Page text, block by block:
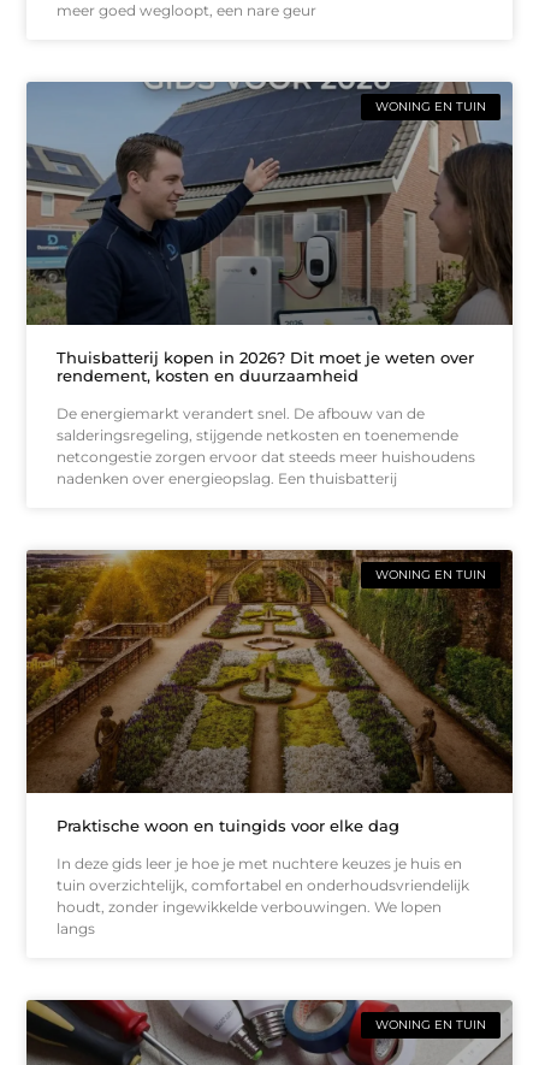
meer goed wegloopt, een nare geur
WONING EN TUIN
Thuisbatterij kopen in 2026? Dit moet je weten over
rendement, kosten en duurzaamheid
De energiemarkt verandert snel. De afbouw van de
salderingsregeling, stijgende netkosten en toenemende
netcongestie zorgen ervoor dat steeds meer huishoudens
nadenken over energieopslag. Een thuisbatterij
WONING EN TUIN
Praktische woon en tuingids voor elke dag
In deze gids leer je hoe je met nuchtere keuzes je huis en
tuin overzichtelijk, comfortabel en onderhoudsvriendelijk
houdt, zonder ingewikkelde verbouwingen. We lopen
langs
WONING EN TUIN